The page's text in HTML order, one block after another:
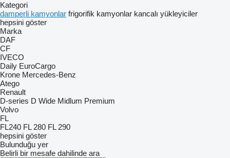
Kategori
damperli kamyonlar frigorifik kamyonlar kancalı yükleyiciler
hepsini göster
Marka
DAF
CF
IVECO
Daily EuroCargo
Krone Mercedes-Benz
Atego
Renault
D-series D Wide Midlum Premium
Volvo
FL
FL240 FL 280 FL 290
hepsini göster
Bulunduğu yer
Belirli bir mesafe dahilinde ara